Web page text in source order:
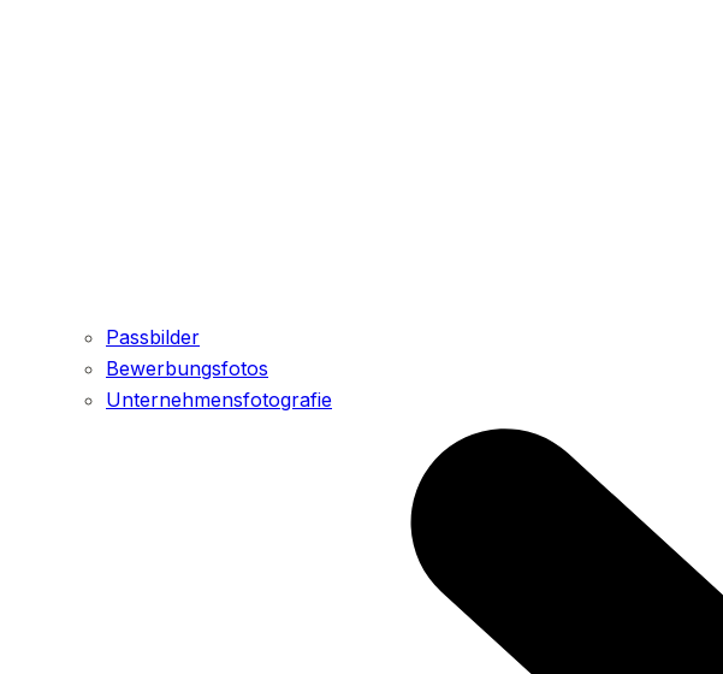
Passbilder
Bewerbungsfotos
Unternehmensfotografie